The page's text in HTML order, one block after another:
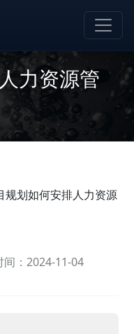
力资源管
规划如何安排人力资源
间：2024-11-04